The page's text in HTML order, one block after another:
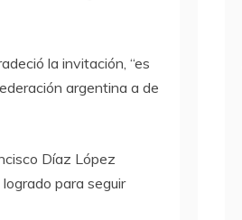
la invitación, “es
argentina a de
Díaz López
para seguir